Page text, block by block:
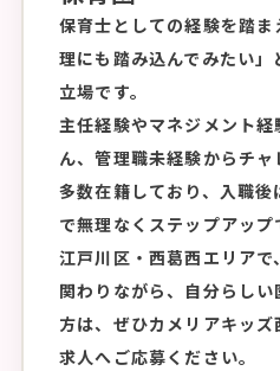
保育士としての経験を踏
理にも踏み込んでみたい
立場です。
主任経験やマネジメント経
ん、管理職未経験からチ
多数在籍しており、入職
で無理なくステップアップ
江戸川区・西葛西エリア
関わりながら、自分らし
方は、ぜひカメリアキッ
求人へご応募ください。